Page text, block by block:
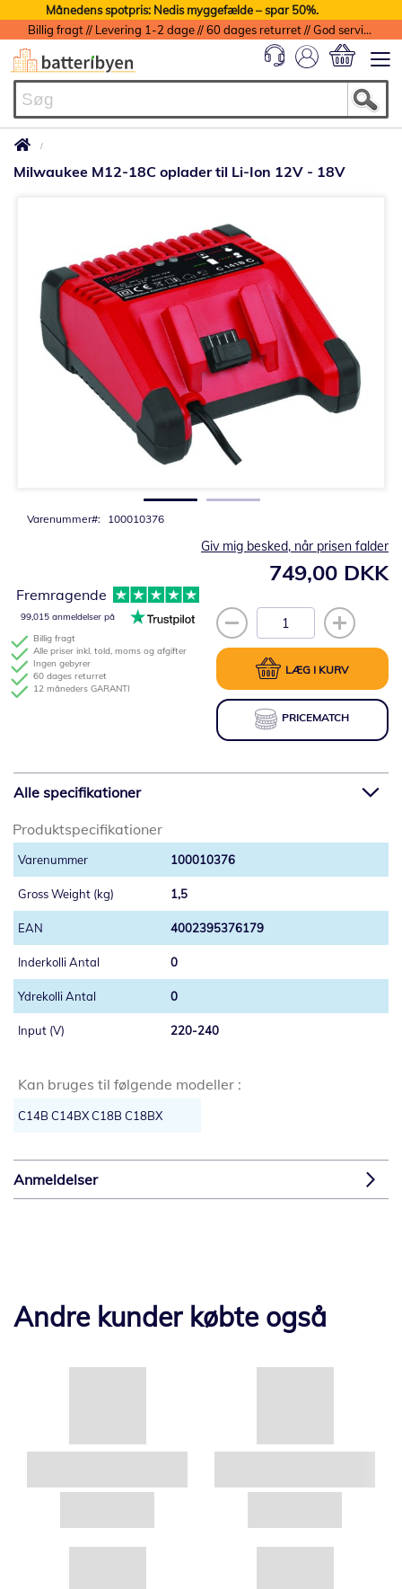
Månedens spotpris: Nedis myggefælde – spar 50%.
Billig fragt // Levering 1-2 dage // 60 dages returret // God service med garanti
Milwaukee M12-18C oplader til Li-Ion 12V - 18V
Varenummer 100010376
749,00 DKK
Giv mig besked, når prisen falder
LÆG I KURV
PRICEMATCH
Billig fragt
Alle priser inkl. told, moms og afgifter
Ingen gebyrer
60 dages returret
12 måneders GARANTI
Fremragende
99,015 anmeldelser på
billedgalleriet
Alle specifikationer
Produktspecifikationer
100010376
1,5
4002395376179
0
0
220-240
Kan bruges til følgende modeller :
C14B C14BX C18B C18BX
Anmeldelser
Andre kunder købte også